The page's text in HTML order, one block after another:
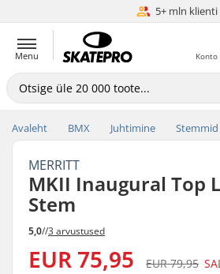
Hinnavõrdlus
5+ mln klienti
Menu Konto
Avaleht BMX Juhtimine Stemmid
MERRITT
MKII Inaugural Top
Stem
5,0//3 arvustused
EUR 75,95 EUR 79,95